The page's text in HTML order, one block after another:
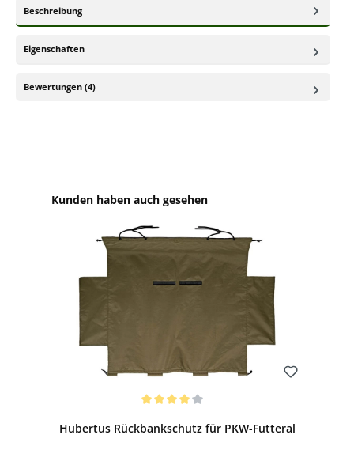
Beschreibung
Eigenschaften
Bewertungen (4)
Produktgalerie überspringen
Kunden haben auch gesehen
Hubertus Rückbankschutz für PKW-Futteral